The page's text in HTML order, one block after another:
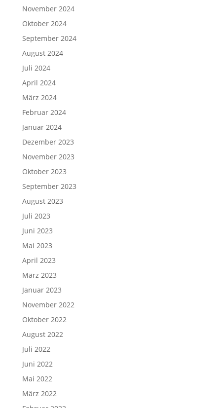
November 2024
Oktober 2024
September 2024
August 2024
Juli 2024
April 2024
März 2024
Februar 2024
Januar 2024
Dezember 2023
November 2023
Oktober 2023
September 2023
August 2023
Juli 2023
Juni 2023
Mai 2023
April 2023
März 2023
Januar 2023
November 2022
Oktober 2022
August 2022
Juli 2022
Juni 2022
Mai 2022
März 2022